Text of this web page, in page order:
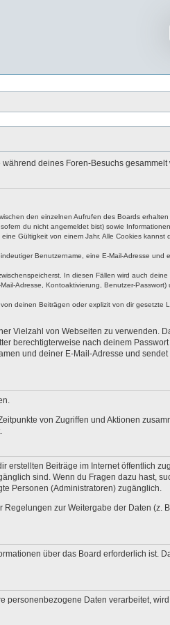
während deines Foren-Besuchs gesammelt
den einzelnen Aufrufen des Boards
du nicht angemeldet bist) sowie
Gültigkeit von einem Jahr. Alle Cookies kannst
Benutzername, eine E-Mail-Adresse und
In diesen Fällen wird auch
Adresse, Kontoaktivierung, Benutzer-Passwort)
deinen Beiträgen oder explizit von dir gesetzte
Vielzahl von Webseiten zu verwenden.
berechtigterweise nach deinem
und deiner E-Mail-Adresse und
von Zugriffen und Aktionen
erstellten Beiträge im Internet öffentlich
sind. Wenn du Fragen dazu hast,
Personen (Administratoren) zugänglich.
zur Weitergabe der Daten (z.
über das Board erforderlich ist.
personenbezogene Daten verarbeitet,